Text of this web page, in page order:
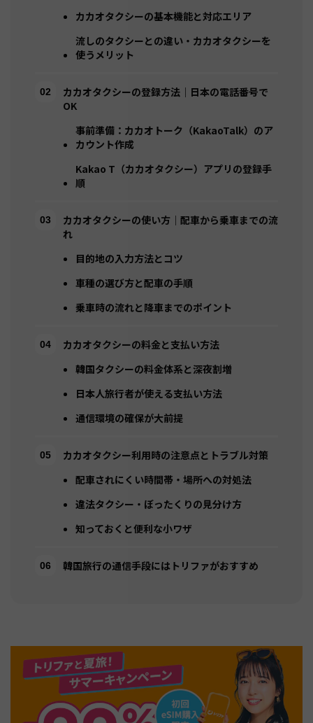
カカオタクシーの基本機能と対応エリア
流しのタクシーとの違い・カカオタクシーを
使うメリット
カカオタクシーの登録方法｜日本の電話番号で
OK
事前準備：カカオトーク（KakaoTalk）のア
カウント作成
Kakao T（カカオタクシー）アプリの登録手
順
カカオタクシーの使い方｜配車から乗車までの流
れ
目的地の入力方法とコツ
車種の選び方と配車の手順
乗車時の流れと降車までのポイント
カカオタクシーの料金と支払い方法
韓国タクシーの料金体系と深夜割増
日本人旅行者が使える支払い方法
通信環境の確保が大前提
カカオタクシー利用時の注意点とトラブル対策
配車されにくい時間帯・場所への対処法
違法タクシー・ぼったくりの見分け方
知っておくと便利な小ワザ
韓国旅行の通信手段にはトリファがおすすめ